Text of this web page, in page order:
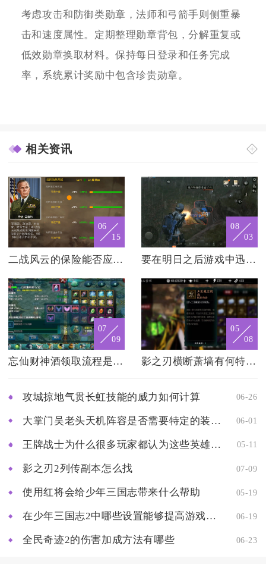
考虑攻击和防御类勋章，法师和弓箭手则侧重暴
击和速度属性。定期整理勋章背包，分解重复或
低效勋章换取材料。保持每日登录和任务完成
率，系统累计奖励中包含珍贵勋章。
相关资讯
06
15
二战风云的保险能否应对不确定性
08
03
要在明日之后游戏中迅速升级制作技能有什么技巧
07
09
忘仙财神酒领取流程是怎样的
05
08
影之刃横断萧墙有何特色玩法
攻城掠地气贯长虹技能的威力如何计算 06-26
大掌门吴老头天机阵容是否需要特定的装备和宝物 06-01
王牌战士为什么很多玩家都认为这些英雄是必买的 05-11
影之刃2列传副本怎么找 07-09
使用红将会给少年三国志带来什么帮助 05-19
在少年三国志2中哪些设置能够提高游戏速度 06-19
全民奇迹2的伤害加成方法有哪些 06-23